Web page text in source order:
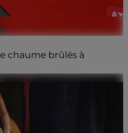
chaume brûlés à